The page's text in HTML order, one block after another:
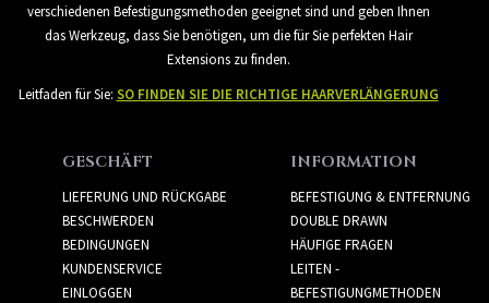
verschiedenen Befestigungsmethoden geeignet sind und geben Ihnen
das Werkzeug, dass Sie benötigen, um die für Sie perfekten Hair
Extensions zu finden.
Leitfaden für Sie: SO FINDEN SIE DIE RICHTIGE HAARVERLÄNGERUNG
GESCHÄFT
LIEFERUNG UND RÜCKGABE
BESCHWERDEN
BEDINGUNGEN
KUNDENSERVICE
EINLOGGEN
INFORMATION
BEFESTIGUNG & ENTFERNUNG
DOUBLE DRAWN
HÄUFIGE FRAGEN
LEITEN -
BEFESTIGUNGMETHODEN